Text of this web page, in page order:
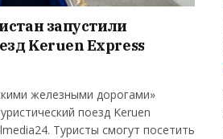
запустили
Keruen Express
железными дорогами»
поезд Keruen
Туристы смогут посетить